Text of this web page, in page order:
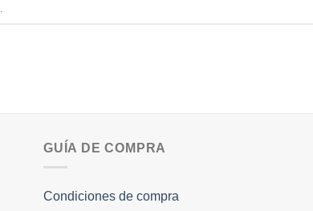
GUÍA DE COMPRA
Condiciones de compra